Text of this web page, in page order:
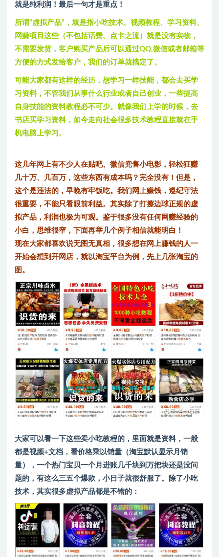
就是纯利润！最后一句才是重点！
所谓“虚拟产品”，就是指小吃技术、视频教程、学习资料、
网赚项目这些（不包括话费、点卡之流）就是没有实物，
不需要发货，客户购买产品后可以通过QQ,微信或者邮箱等
方便的方式发给客户，我们的订单就搞定了。
可能大家都有这样的经历，想学习一样技能，都会去买学
习资料，不管我们从事什么行业或者自己创业，一些提高
自身技能的资料教程必不可少。就像我们上学的时候，去
书店买学习资料，如今走向社会很多技术教程直接就在手
机电脑上学习。
这几年网上有不少人在贴吧、微信兜售小电影，轻松狂赚
几十万、几百万，这些东西有成本吗？完全没有！但是，
这个是违法的，早晚有牢饭吃。我们网上赚钱，遵纪守法
很重要，不能只看眼前利益。其实除了打擦边球正规的虚
拟产品，利润也极为可观。鉴于很多没有任何网赚经验的
小白，思维很窄，下面再举几个例子相信就能明白！
现在大家都喜欢说无图无真相，很多想在网上赚钱的人一
开始会想到开网店，就以淘宝平台为例，先上几张淘宝的
图。
大家可以看一下这些卖小吃教程的，里面就是资料，一般
都是视频+文档，看价格乘以销量（淘宝默认显示月销
量），一个热门宝贝一个月进账几千块到万把块还是没问
题的，有这么三五个爆款，小日子就很舒服了。除了小吃
技术，其实很多虚拟产品都是不错的：